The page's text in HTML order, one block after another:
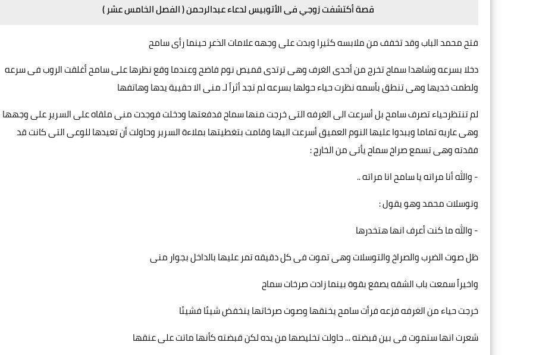
قصة أكتشفت زوجي فى الأتوبيس لدعاء عبدالرحمن ( الفصل الخامس عشر )
فتح محمد الباب وقد تخفف من ملابسه كثيرا وبدت على وجهه علامات الذعر حينما رأى سامح
دخلا بسرعه وشاهدا سماح تخرج من أحدى الغرف وهى ترتدى قميص نوم فاضح وعندما وقع نظرها على سامح أغلقت الروب فى سرعه
ولطمت خديها وهى تنطق بأسمه نظرت حياء حولها بسرعه لم تجد أثراً لـ منى الا حقيبة يدها وهاتفها
لم تنتظرحياء تصرف سامح بل أسرعت الى الغرفه التى خرجت منها سماح فدفعتها ودخلت فوجدت منى ملقاه على السرير على وجهها
وهى عاريه تماما ويبدوا عليها النوم العميق أسرعت اليها وقامت بتغطيتها بملاءة السرير وحاولت أن تعيدها للوعى التى كانت قد
فقدته وهى تسمع صراخ سماح يأتى من الخارج :
- والله أنا مراته يا سامح انا مراته ..
وتوسلات محمد وهو يقول :
- والله ما كنت أعرف انها هتخدرها
ظل صوت الضرب والصراخ والتوسلات وهى تموت فى كل دقيقه تمر عليها بالداخل بجوار منى
واخيراً سمعت باب الشقه يصفع بقوة بينما زادت صرخات سماح
خرجت حياء من الغرفه فزعه فرأت سامح يخنقها وصوت صرخاتها ينخفض شيئا فشيئا
شعرت انها ستموت فى بين قبضته ... حاولت تخليصها من يده لكن قبضته كأنها ماتت على عنقها